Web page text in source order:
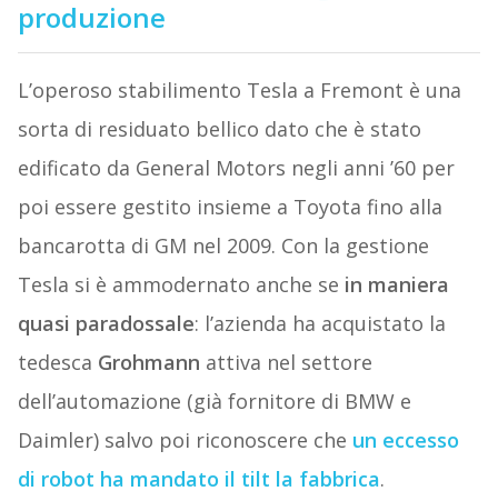
produzione
L’operoso stabilimento Tesla a Fremont è una
sorta di residuato bellico dato che è stato
edificato da General Motors negli anni ’60 per
poi essere gestito insieme a Toyota fino alla
bancarotta di GM nel 2009. Con la gestione
Tesla si è ammodernato anche se in maniera
quasi paradossale: l’azienda ha acquistato la
tedesca Grohmann attiva nel settore
dell’automazione (già fornitore di BMW e
Daimler) salvo poi riconoscere che un eccesso
di robot ha mandato il tilt la fabbrica.